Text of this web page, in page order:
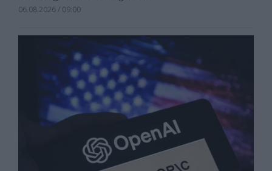
06.08.2026 / 09:00